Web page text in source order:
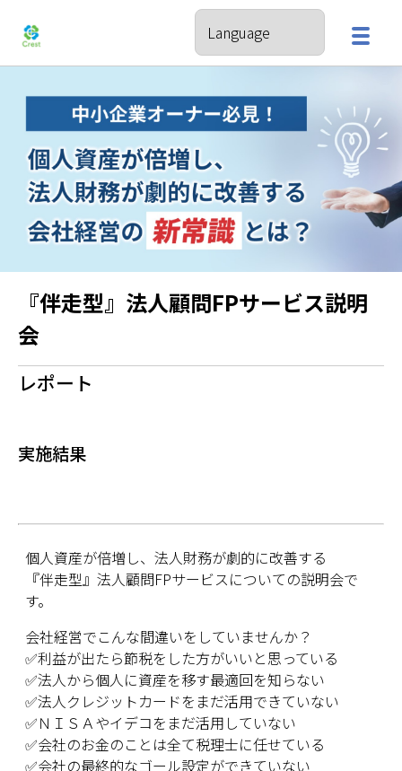
『伴走型』法人顧問FPサービス説明
会
レポート
実施結果
個人資産が倍増し、法人財務が劇的に改善する
『伴走型』法人顧問FPサービスについての説明会で
す。
会社経営でこんな間違いをしていませんか？
✅利益が出たら節税をした方がいいと思っている
✅法人から個人に資産を移す最適回を知らない
✅法人クレジットカードをまだ活用できていない
✅ＮＩＳＡやイデコをまだ活用していない
✅会社のお金のことは全て税理士に任せている
✅会社の最終的なゴール設定ができていない